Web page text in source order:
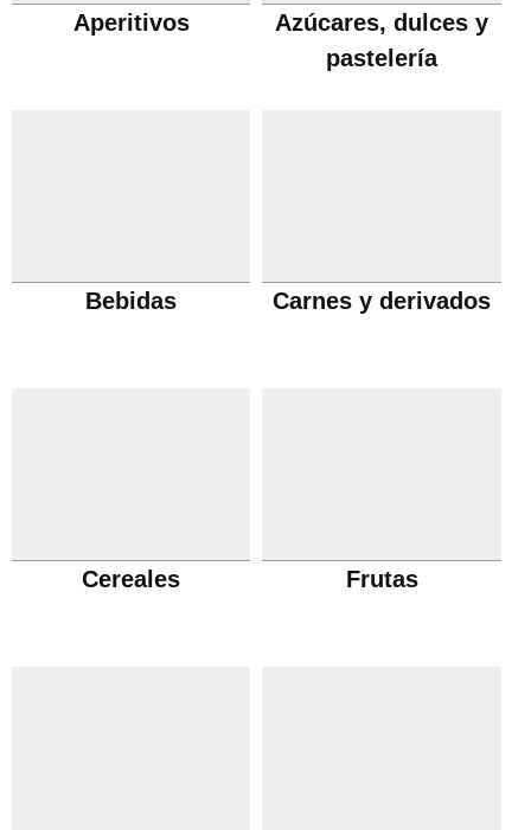
Aperitivos
Azúcares, dulces y
pastelería
Bebidas Carnes y derivados
Cereales Frutas